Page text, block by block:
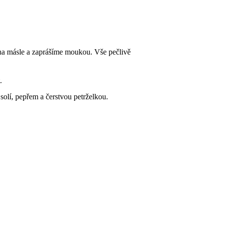
másle a zaprášíme moukou. Vše pečlivě
pepřem a čerstvou petrželkou.